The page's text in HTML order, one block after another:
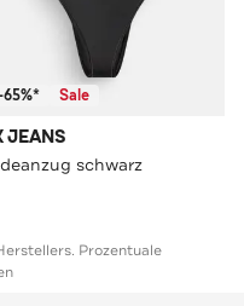
Sale
JEANS
schwarz
Prozentuale